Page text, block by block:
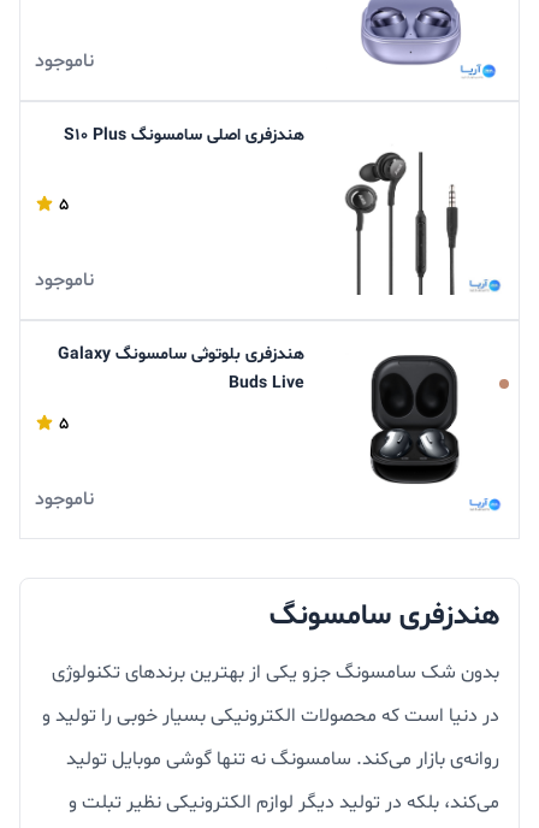
ناموجود
هندزفری اصلی سامسونگ S10 Plus
5
ناموجود
هندزفری بلوتوثی سامسونگ Galaxy
Buds Live
5
ناموجود
هندزفری سامسونگ
بدون شک سامسونگ جزو یکی از بهترین برندهای تکنولوژی
در دنیا است که محصولات الکترونیکی بسیار خوبی را تولید و
روانه‌ی بازار می‌کند. سامسونگ نه تنها گوشی موبایل تولید
می‌کند، بلکه در تولید دیگر لوازم الکترونیکی نظیر تبلت و